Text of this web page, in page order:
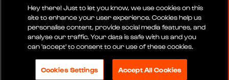
Sito Media Termini E Condizioni
Politica Sulla RiservatezzaInformativa Sui Cookie
Politica Sociale E Digitale
© 2026 SEI NAZIONI RUGBY LTD
Hey there! Just to let you know, we use cookies on this
site to enhance your user experience. Cookies help us
personalise content, provide social media features, and
analyse our traffic. Your data is safe with us and you
can 'accept' to consent to our use of these cookies.
Cookies Settings Accept All Cookies